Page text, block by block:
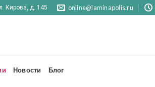
Кирова, д. 145 online@laminapolis.ru
Новости Блог